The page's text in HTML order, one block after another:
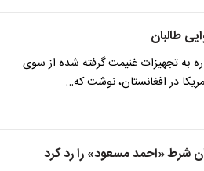
طالبان
به تجهیزات غنیمت گرفته شده از سوی
در افغانستان، نوشت که…
شرط «احمد مسعود» را رد کرد